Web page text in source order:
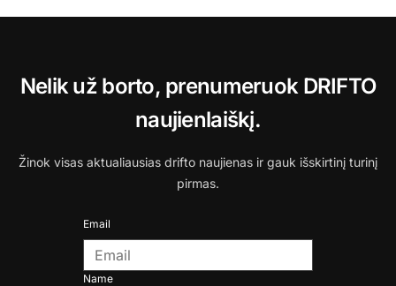
Nelik už borto, prenumeruok DRIFTO
naujienlaiškį.
Žinok visas aktualiausias drifto naujienas ir gauk išskirtinį turinį
pirmas.
Email
Name